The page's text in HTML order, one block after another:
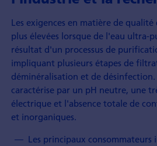
Les exigences en matière de
plus élevées lorsque de l'eau ultra-
résultat d'un processus de
impliquant plusieurs étapes de
déminéralisation et de
caractérise par un pH neutre, une
électrique et l'absence totale de
et inorganiques.
Les principaux consommateurs